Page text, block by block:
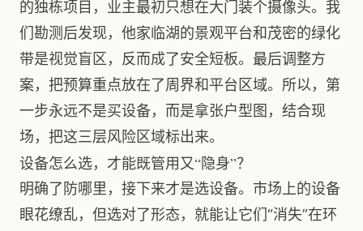
的独栋项目，业主最初只想在大门装个摄像头。我
们勘测后发现，他家临湖的景观平台和茂密的绿化
带是视觉盲区，反而成了安全短板。最后调整方
案，把预算重点放在了周界和平台区域。所以，第
一步永远不是买设备，而是拿张户型图，结合现
场，把这三层风险区域标出来。
设备怎么选，才能既管用又“隐身”？
明确了防哪里，接下来才是选设备。市场上的设备
眼花缭乱，但选对了形态，就能让它们“消失”在环